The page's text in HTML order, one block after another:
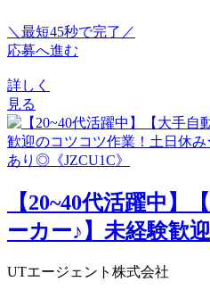
＼最短45秒で完了／
応募へ進む
詳しく
見る
【20~40代活躍中】
ーカー♪】未経験歓
UTエージェント株式会社